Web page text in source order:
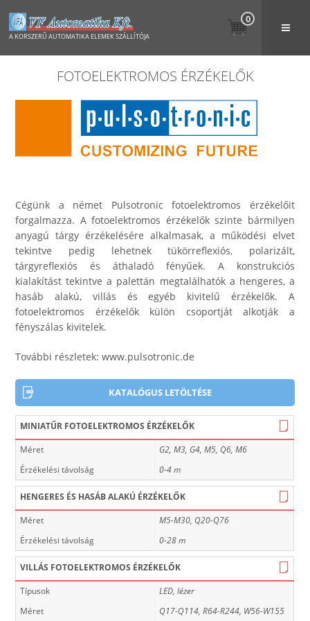
A KORSZERŰ AUTOMATIKA ELEMEK SZÁLLÍTÓJA
0
FOTOELEKTROMOS ÉRZÉKELŐK
Cégünk a német Pulsotronic fotoelektromos érzékelőit
forgalmazza. A fotoelektromos érzékelők szinte bármilyen
anyagú tárgy érzékelésére alkalmasak, a működési elvet
tekintve pedig lehetnek tükörreflexiós, polarizált,
tárgyreflexiós és áthaladó fényűek. A konstrukciós
kialakítást tekintve a palettán megtalálhatók a hengeres, a
hasáb alakú, villás és egyéb kivitelű érzékelők. A
fotoelektromos érzékelők külön csoportját alkotják a
fényszálas kivitelek.
További részletek:www.pulsotronic.de
KATALÓGUS LETÖLTÉSE
MINIATŰR FOTOELEKTROMOS ÉRZÉKELŐK
Méret
G2, M3, G4, M5, Q6, M6
Érzékelési távolság
0-4 m
HENGERES ÉS HASÁB ALAKÚ ÉRZÉKELŐK
Méret
M5-M30, Q20-Q76
Érzékelési távolság
0-28 m
VILLÁS FOTOELEKTROMOS ÉRZÉKELŐK
Típusok
LED, lézer
Méret
Q17-Q114, R64-R244, W56-W155